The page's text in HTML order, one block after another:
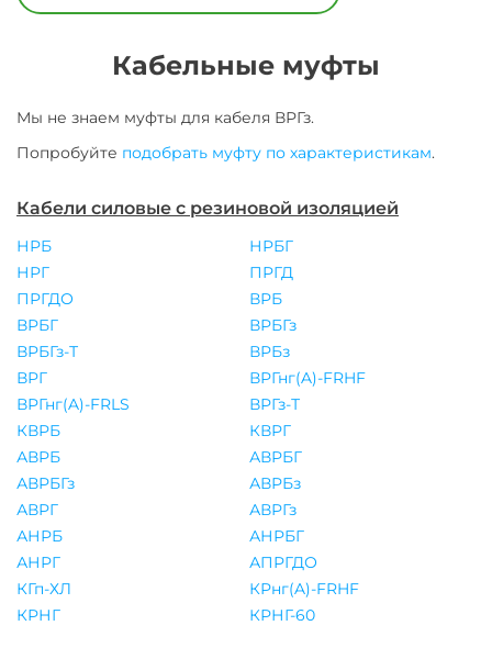
Кабельные муфты
Мы не знаем муфты для кабеля ВРГз.
Попробуйте подобрать муфту по характеристикам.
Кабели силовые с резиновой изоляцией
НРБ
НРБГ
НРГ
ПРГД
ПРГДО
ВРБ
ВРБГ
ВРБГз
ВРБГз-Т
ВРБз
ВРГ
ВРГнг(A)-FRHF
ВРГнг(A)-FRLS
ВРГз-Т
КВРБ
КВРГ
АВРБ
АВРБГ
АВРБГз
АВРБз
АВРГ
АВРГз
АНРБ
АНРБГ
АНРГ
АПРГДО
КГп-ХЛ
КРнг(A)-FRHF
КРНГ
КРНГ-60